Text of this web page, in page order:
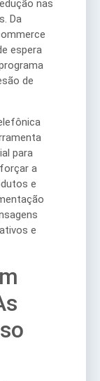
nas
Da
espera
de
para
a
e
e